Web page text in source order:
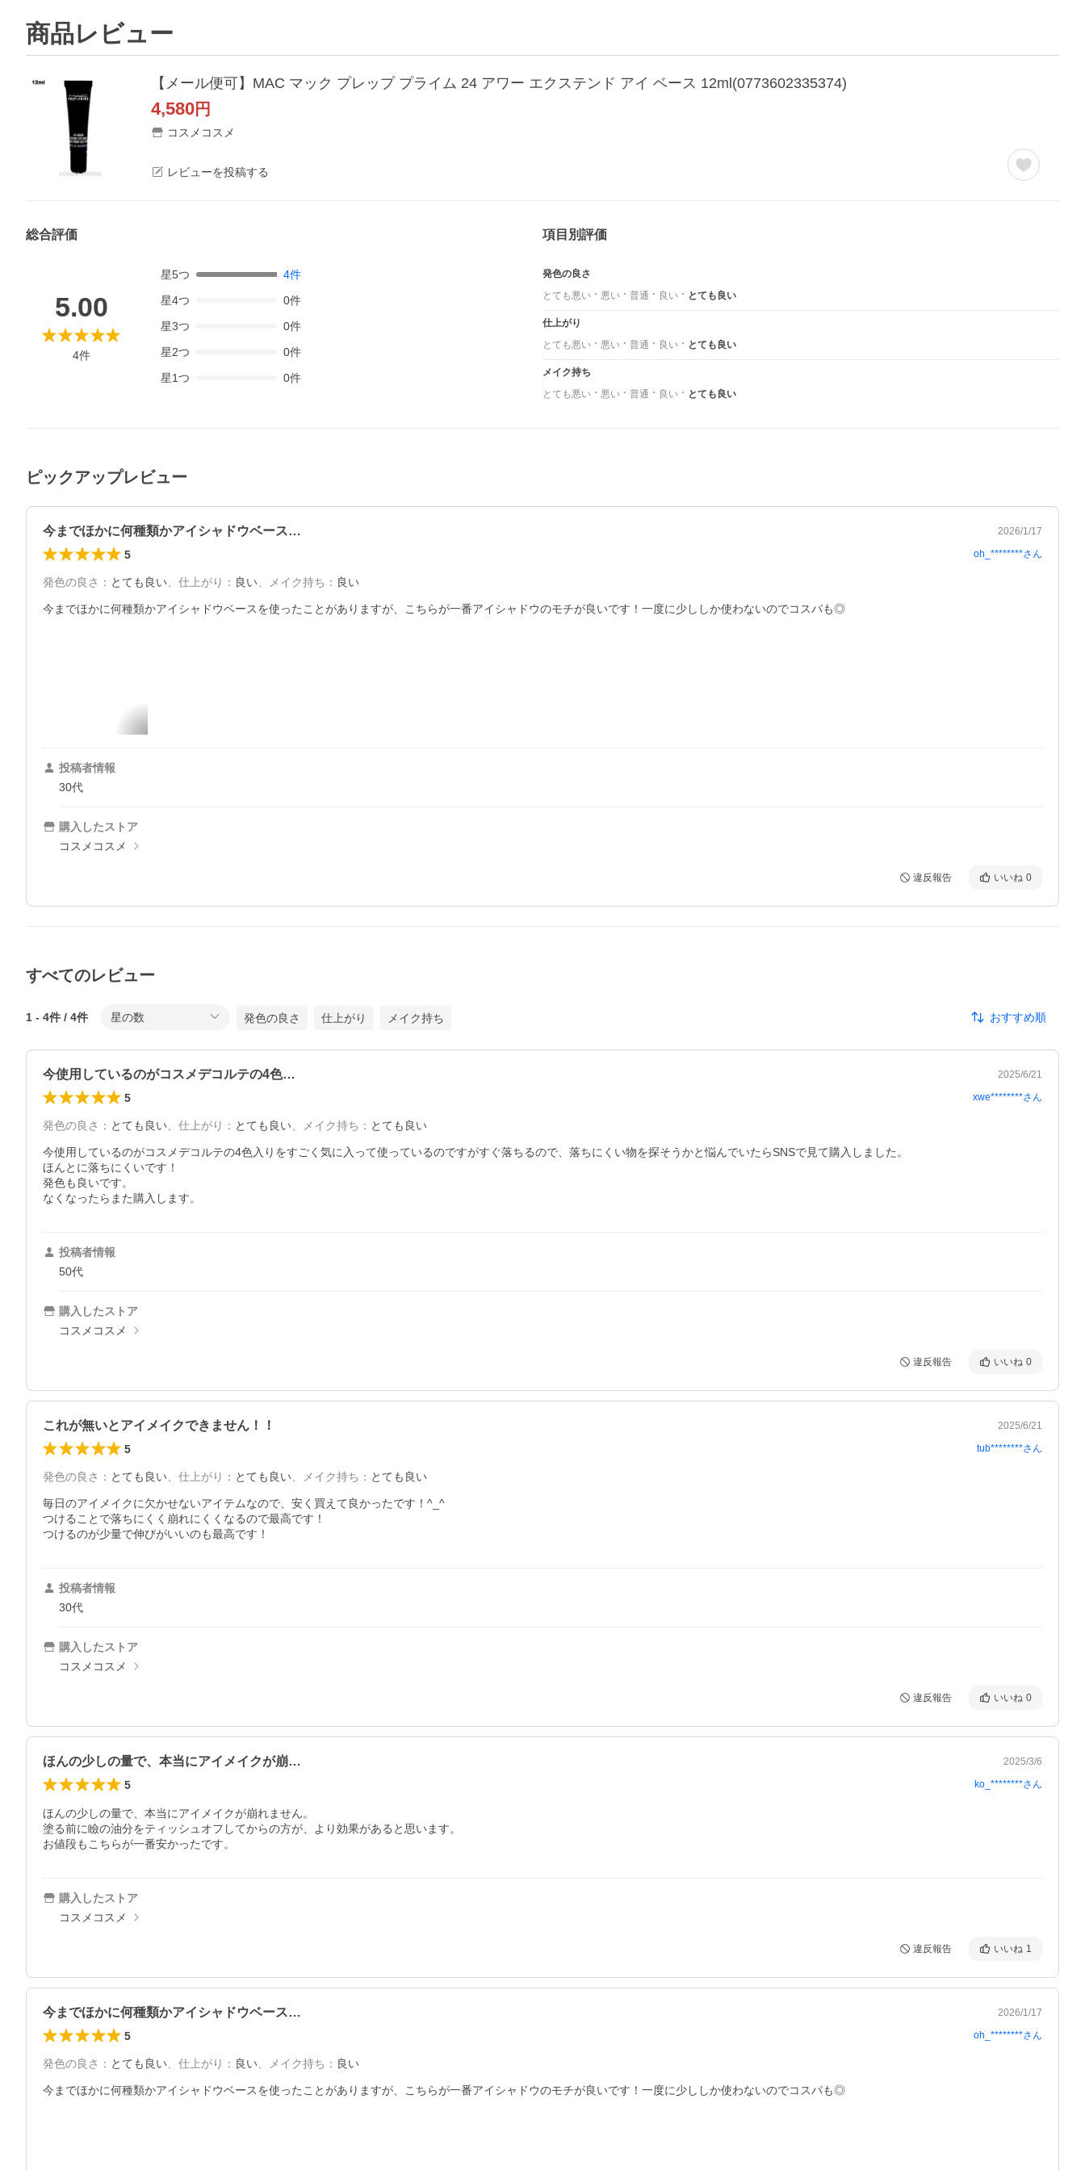
商品レビュー
【メール便可】MAC マック プレップ プライム 24 アワー エクステンド アイ ベース 12ml(0773602335374)
4,580円
コスメコスメ
レビューを投稿する
総合評価
5.00
4件
星5つ 4件
星4つ 0件
星3つ 0件
星2つ 0件
星1つ 0件
項目別評価
発色の良さ
とても悪い
悪い 普通 良い とても良い
仕上がり
とても悪い
悪い 普通 良い とても良い
メイク持ち
とても悪い
悪い 普通 良い とても良い
ピックアップレビュー
今までほかに何種類かアイシャドウベース… 2026/1/17
5 oh_********さん
発色の良さ ： とても良い 仕上がり ： 良い メイク持ち ： 良い
今までほかに何種類かアイシャドウベースを使ったことがありますが、こちらが一番アイシャドウのモチが良いです！一度に少ししか使わないのでコスパも◎
投稿者情報
30代
購入したストア
コスメコスメ
違反報告 いいね 0
すべてのレビュー
1 - 4件 / 4件 星の数 発色の良さ 仕上がり メイク持ち おすすめ順
今使用しているのがコスメデコルテの4色… 2025/6/21
5 xwe********さん
発色の良さ ： とても良い、 仕上がり ： とても良い、 メイク持ち ： とても良い
今使用しているのがコスメデコルテの4色入りをすごく気に入って使っているのですがすぐ落ちるので、落ちにくい物を探そうかと悩んでいたらSNSで見て購入しました。
ほんとに落ちにくいです！
発色も良いです。
なくなったらまた購入します。
投稿者情報
50代
購入したストア
コスメコスメ
違反報告 いいね 0
これが無いとアイメイクできません！！ 2025/6/21
5 tub********さん
発色の良さ ： とても良い、 仕上がり ： とても良い、 メイク持ち ： とても良い
毎日のアイメイクに欠かせないアイテムなので、安く買えて良かったです！^_^
つけることで落ちにくく崩れにくくなるので最高です！
投稿者情報
30代
購入したストア
コスメコスメ
違反報告 いいね 0
ほんの少しの量で、本当にアイメイクが崩… 2025/3/6
5 ko_********さん
ほんの少しの量で、本当にアイメイクが崩れません。
塗る前に瞼の油分をティッシュオフしてからの方が、より効果があると思います。
お値段もこちらが一番安かったです。
購入したストア
コスメコスメ
違反報告 いいね 1
今までほかに何種類かアイシャドウベース… 2026/1/17
5 oh_********さん
発色の良さ ： とても良い、 仕上がり ： 良い、 メイク持ち ： 良い
今までほかに何種類かアイシャドウベースを使ったことがありますが、こちらが一番アイシャドウのモチが良いです！一度に少ししか使わないのでコスパも◎